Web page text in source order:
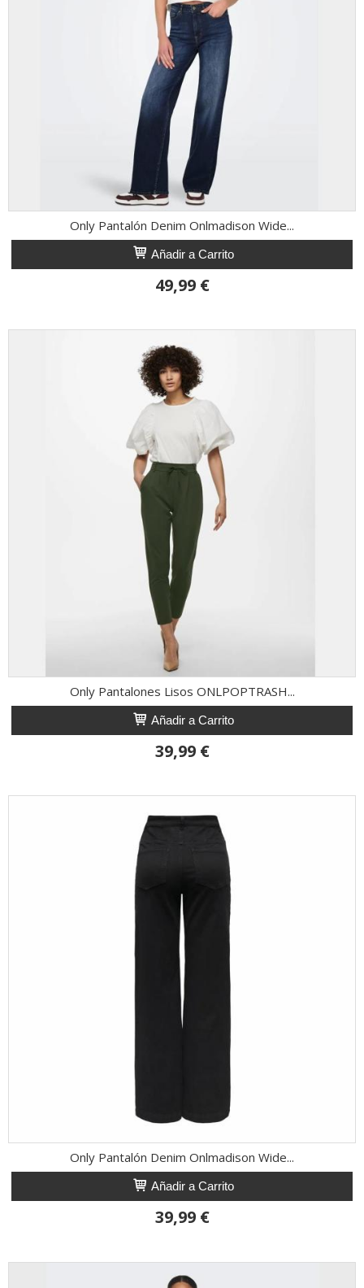
Only Pantalón Denim Onlmadison Wide...
Añadir a Carrito
49,99 €
Only Pantalones Lisos ONLPOPTRASH...
Añadir a Carrito
39,99 €
Only Pantalón Denim Onlmadison Wide...
Añadir a Carrito
39,99 €